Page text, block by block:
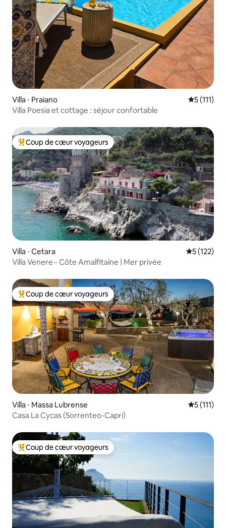
Villa ⋅ Praiano Évaluation
5 (111)
Villa Poesia et cottage : séjour confortable
Coups de cœur voyageurs les plus appréciés
Coup de cœur voyageurs
Villa ⋅ Cetara Évaluation
5 (122)
Villa Venere - Côte Amalfitaine | Mer privée
Coups de cœur voyageurs les plus appréciés
Coup de cœur voyageurs
Villa ⋅ Massa Lubrense Évaluation
5 (111)
Casa La Cycas (Sorrenteo-Capri)
Coups de cœur voyageurs les plus appréciés
Coup de cœur voyageurs